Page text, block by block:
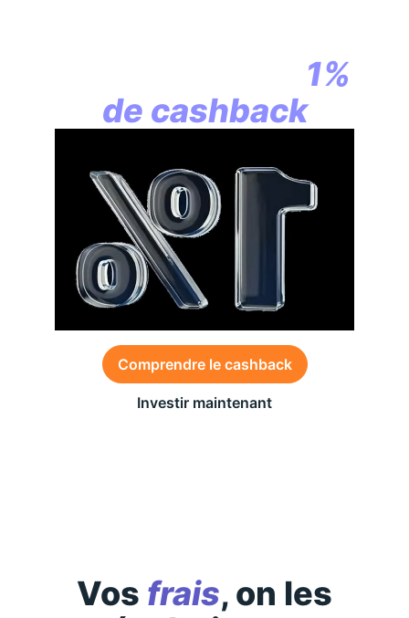
1%
de cashback
Comprendre le cashback
Investir maintenant
Vos frais, on les